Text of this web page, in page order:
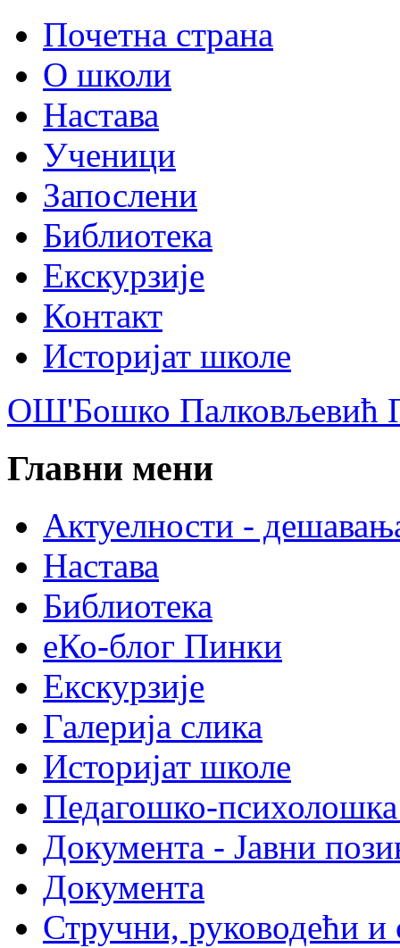
Почетна страна
О школи
Настава
Ученици
Запослени
Библиотека
Екскурзије
Контакт
Историјат школе
ОШ'Бошко Палковљевић
Главни мени
Актуелности -
Настава
Библиотека
еКо-блог Пинки
Екскурзије
Галерија слика
Историјат школе
Педагошко-психолошка
Документа - Јавни
Документа
Стручни, руководећи и